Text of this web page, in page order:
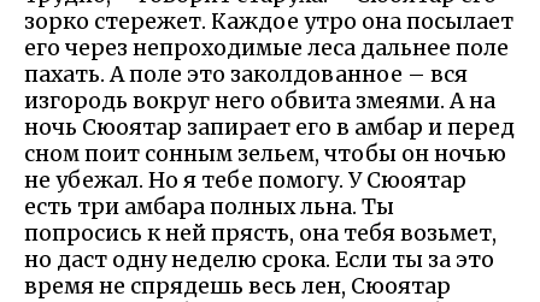
зорко стережет. Каждое утро она посылает
его через непроходимые леса дальнее поле
пахать. А поле это заколдованное – вся
изгородь вокруг него обвита змеями. А на
ночь Сюоятар запирает его в амбар и перед
сном поит сонным зельем, чтобы он ночью
не убежал. Но я тебе помогу. У Сюоятар
есть три амбара полных льна. Ты
попросись к ней прясть, она тебя возьмет,
но даст одну неделю срока. Если ты за это
время не спрядешь весь лен, Сюоятар